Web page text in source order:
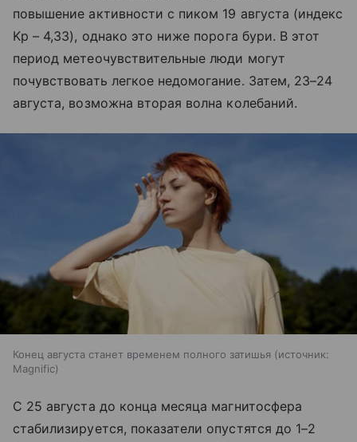
повышение активности с пиком 19 августа (индекс
Kp – 4,33), однако это ниже порога бури. В этот
период метеочувствительные люди могут
почувствовать легкое недомогание. Затем, 23–24
августа, возможна вторая волна колебаний.
Конец августа станет временем полного затишья
источник:
Magnific
С 25 августа до конца месяца магнитосфера
стабилизируется, показатели опустятся до 1–2